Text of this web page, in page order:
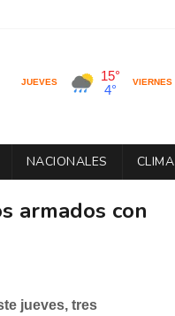
NACIONALES CLIMA
armados con
jueves, tres